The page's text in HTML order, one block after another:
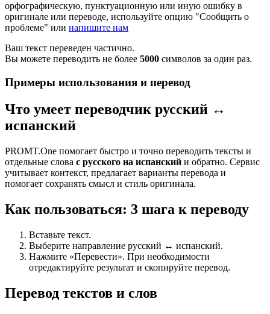
орфографическую, пунктуационную или иную ошибку в
оригинале или переводе, используйте опцию "Сообщить о
проблеме" или напишите нам
Ваш текст переведен частично.
Вы можете переводить не более 5000 символов за один раз.
Примеры использования и перевод
Что умеет переводчик русский ↔
испанский
PROMT.One помогает быстро и точно переводить тексты и
отдельные слова с русского на испанский и обратно. Сервис
учитывает контекст, предлагает варианты перевода и
помогает сохранять смысл и стиль оригинала.
Как пользоваться: 3 шага к переводу
Вставьте текст.
Выберите направление русский ↔ испанский.
Нажмите «Перевести». При необходимости
отредактируйте результат и скопируйте перевод.
Перевод текстов и слов